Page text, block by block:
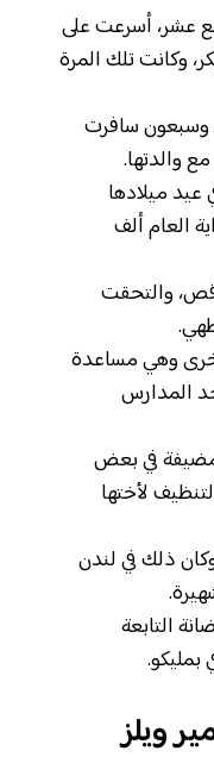
عشر، أسرعت على
وكانت تلك المرة
وسبعون سافرت
والدتها.
ميلادها
العام ألف
والتحقت
وهي مساعدة
المدارس
مضيفة في بعض
لأختها
ذلك في لندن
التابعة
بمليكو.
ويلز